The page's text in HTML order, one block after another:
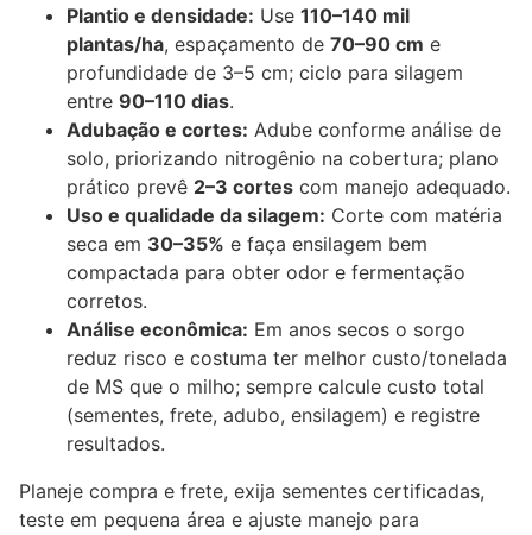
Plantio e densidade: Use 110–140 mil
plantas/ha, espaçamento de 70–90 cm e
profundidade de 3–5 cm; ciclo para silagem
entre 90–110 dias.
Adubação e cortes: Adube conforme análise de
solo, priorizando nitrogênio na cobertura; plano
prático prevê 2–3 cortes com manejo adequado.
Uso e qualidade da silagem: Corte com matéria
seca em 30–35% e faça ensilagem bem
compactada para obter odor e fermentação
corretos.
Análise econômica: Em anos secos o sorgo
reduz risco e costuma ter melhor custo/tonelada
de MS que o milho; sempre calcule custo total
(sementes, frete, adubo, ensilagem) e registre
resultados.
Planeje compra e frete, exija sementes certificadas,
teste em pequena área e ajuste manejo para